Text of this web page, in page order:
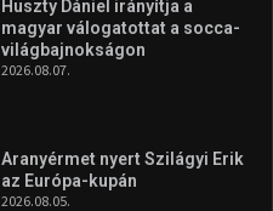
Huszty Dániel irányítja a
magyar válogatottat a socca-
világbajnokságon
2026.08.07.
Aranyérmet nyert Szilágyi Erik
az Európa-kupán
2026.08.05.